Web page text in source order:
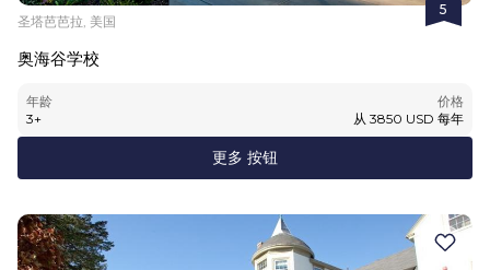
5
圣塔芭芭拉, 美国
奥海谷学校
年龄
3+
价格
从 3850 USD 每年
更多 按钮